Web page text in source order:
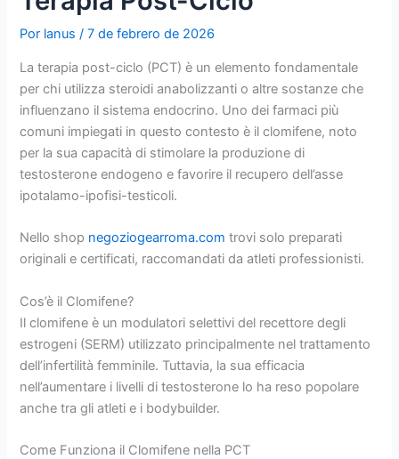
Por lanus/7 de febrero de 2026
La terapia post-ciclo (PCT) è un elemento fondamentale
per chi utilizza steroidi anabolizzanti o altre sostanze che
influenzano il sistema endocrino. Uno dei farmaci più
comuni impiegati in questo contesto è il clomifene, noto
per la sua capacità di stimolare la produzione di
testosterone endogeno e favorire il recupero dell’asse
ipotalamo-ipofisi-testicoli.
Nello shop negoziogearroma.com trovi solo preparati
originali e certificati, raccomandati da atleti professionisti.
Cos’è il Clomifene?
Il clomifene è un modulatori selettivi del recettore degli
estrogeni (SERM) utilizzato principalmente nel trattamento
dell’infertilità femminile. Tuttavia, la sua efficacia
nell’aumentare i livelli di testosterone lo ha reso popolare
anche tra gli atleti e i bodybuilder.
Come Funziona il Clomifene nella PCT